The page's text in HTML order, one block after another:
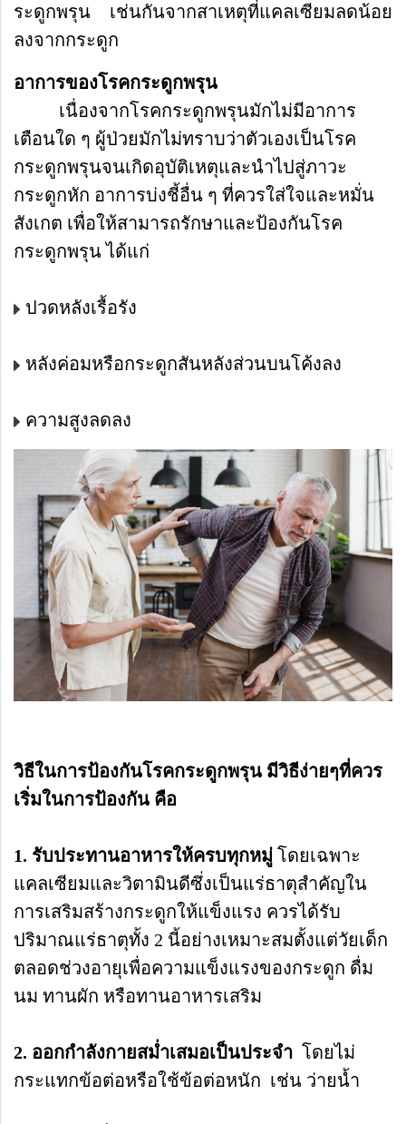
ระดูกพรุน เช่นกันจากสาเหตุที่แคลเซียมลดน้อย
ลงจากกระดูก
อาการของโรคกระดูกพรุน
เนื่องจากโรคกระดูกพรุนมักไม่มีอาการ
เตือนใด ๆ ผู้ป่วยมักไม่ทราบว่าตัวเองเป็นโรค
กระดูกพรุนจนเกิดอุบัติเหตุและนำไปสู่ภาวะ
กระดูกหัก อาการบ่งชี้อื่น ๆ ที่ควรใส่ใจและหมั่น
สังเกต เพื่อให้สามารถรักษาและป้องกันโรค
กระดูกพรุน ได้แก่
ปวดหลังเรื้อรัง
หลังค่อมหรือกระดูกสันหลังส่วนบนโค้งลง
ความสูงลดลง
วิธีในการป้องกันโรคกระดูกพรุน มีวิธีง่ายๆที่ควร
เริ่มในการป้องกัน คือ
1. รับประทานอาหารให้ครบทุกหมู่ โดยเฉพาะ
แคลเซียมและวิตามินดีซึ่งเป็นแร่ธาตุสำคัญใน
การเสริมสร้างกระดูกให้แข็งแรง ควรได้รับ
ปริมาณแร่ธาตุทั้ง 2 นี้อย่างเหมาะสมตั้งแต่วัยเด็ก
ตลอดช่วงอายุเพื่อความแข็งแรงของกระดูก ดื่ม
นม ทานผัก หรือทานอาหารเสริม
2. ออกกำลังกายสม่ำเสมอเป็นประจำ โดยไม่
กระแทกข้อต่อหรือใช้ข้อต่อหนัก เช่น ว่ายน้ำ